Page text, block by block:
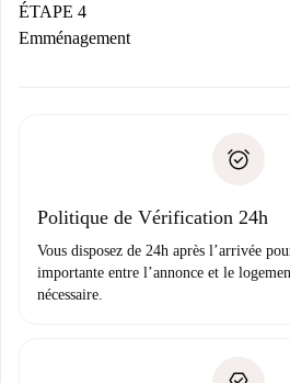
contact avec le propriétaire.
Si refusé : aucun prélèvement et
Justificatif de solvabilité
ÉTAPE 4
Emménagement
uniquement si aucun problème
Politique de Vérification 24h
Vous disposez de 24h après l’arrivée
importante entre l’annonce et le
nécessaire.